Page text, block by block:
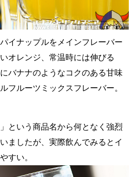
イナップルをメインフレーバー
オレンジ、常温時には伸びる
バナナのようなコクのある甘味
フルーツミックスフレーバー。
という商品名から何となく強烈
ましたが、実際飲んでみるとイ
すい。